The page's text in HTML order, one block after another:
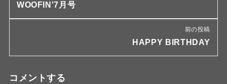
WOOFIN'7月号
前の投稿
HAPPY BIRTHDAY
コメントする